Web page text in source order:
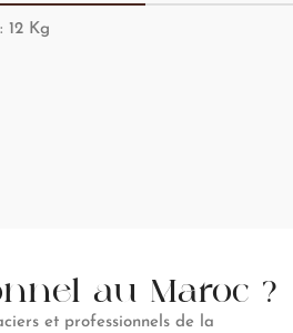
: 12 Kg
au Maroc ?
et professionnels de la